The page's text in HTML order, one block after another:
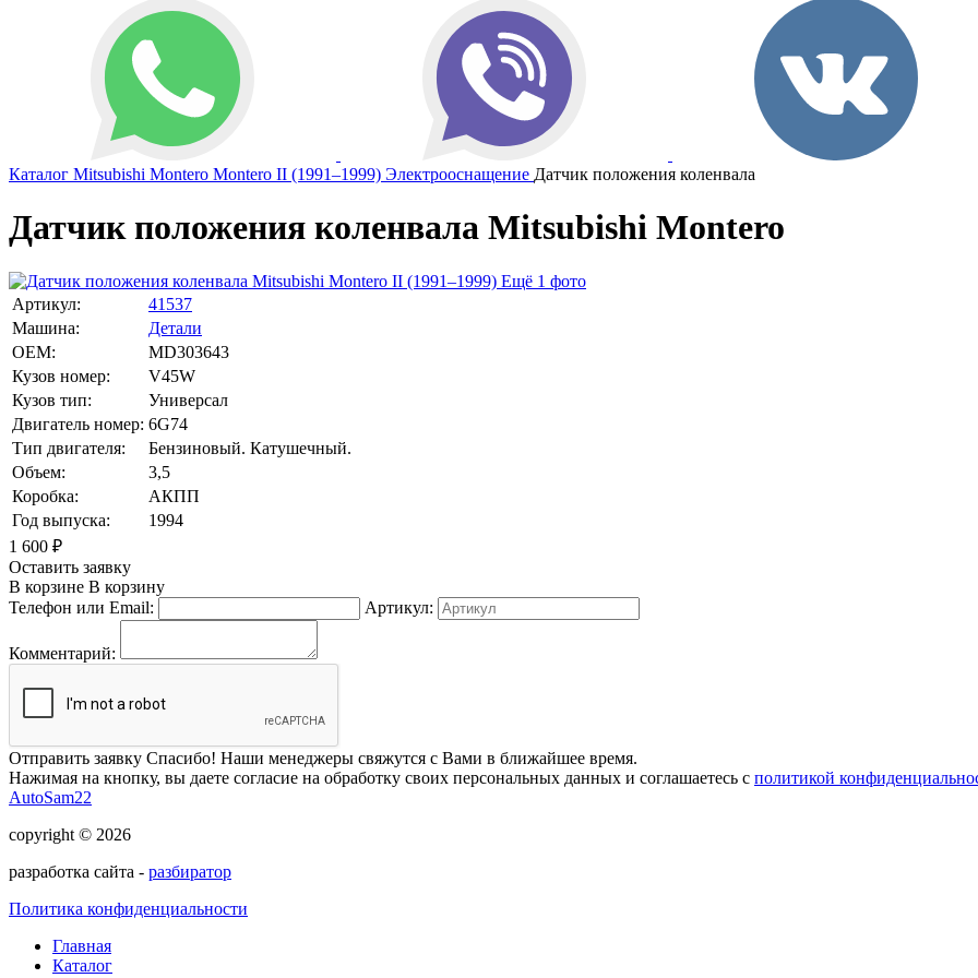
Каталог Mitsubishi Montero Montero II (1991–1999) Электрооснащение Датчик положения коленвала
Датчик положения коленвала Mitsubishi Montero
Ещё 1 фото
Артикул:
41537
Машина:
Детали
OEM:
MD303643
Кузов номер:
V45W
Кузов тип:
Универсал
Двигатель номер: 6G74
Тип двигателя:
Бензиновый. Катушечный.
Объем:
3,5
Коробка:
АКПП
Год выпуска:
1994
1 600 ₽
Оставить заявку
В корзине В корзину
Телефон или Email:
Артикул:
Комментарий:
Отправить заявку Спасибо! Наши менеджеры свяжутся с Вами в ближайшее время.
Нажимая на кнопку, вы даете согласие на обработку своих персональных данных и соглашаетесь с политикой
AutoSam22
copyright © 2026
разработка сайта - разбиратор
Политика конфиденциальности
Главная
Каталог